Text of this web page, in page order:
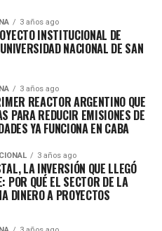
3 años ago
INSTITUCIONAL DE
NACIONAL DE SAN
3 años ago
REACTOR ARGENTINO QUE
PARA REDUCIR EMISIONES DE
YA FUNCIONA EN CABA
3 años ago
LA INVERSIÓN QUE LLEGÓ
POR QUÉ EL SECTOR DE LA
DINERO A PROYECTOS